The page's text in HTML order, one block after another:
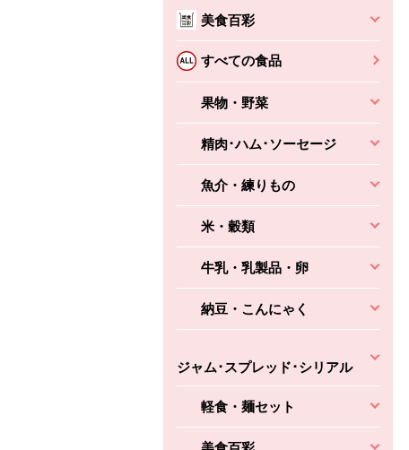
美食百彩
すべての食品
果物・野菜
精肉･ハム･ソーセージ
魚介・練りもの
米・穀類
牛乳・乳製品・卵
納豆・こんにゃく
ジャム･スプレッド･シリアル
軽食・麺セット
ちょこっと揚げ（香
えびの風味がぶわっ！
(税込356円)
かごへ
バルサミコ
コク深くフルーティー
本体 (税込2,333円)